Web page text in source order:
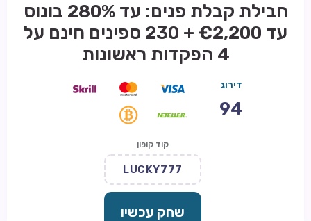
חבילת קבלת פנים: עד 280% בונוס
עד €2,200 + 230 ספינים חינם על
4 הפקדות ראשונות
דירוג
94
קוד קופון
LUCKY777
שחק עכשיו